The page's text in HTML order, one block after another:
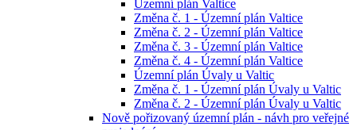
Územní plán Valtice
Změna č. 1 - Územní plán Valtice
Změna č. 2 - Územní plán Valtice
Změna č. 3 - Územní plán Valtice
Změna č. 4 - Územní plán Valtice
Územní plán Úvaly u Valtic
Změna č. 1 - Územní plán Úvaly u Valtic
Změna č. 2 - Územní plán Úvaly u Valtic
Nově pořizovaný územní plán - návh pro veřejné